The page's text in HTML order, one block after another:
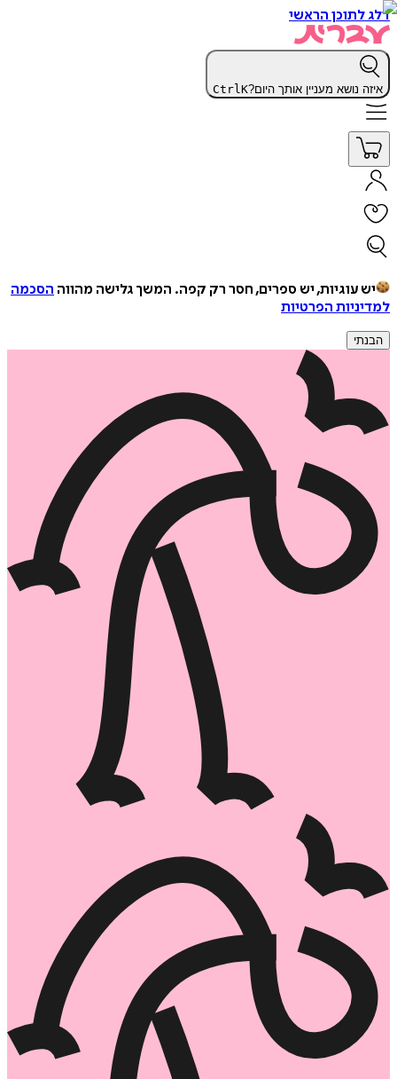
דלג לתוכן הראשי
איזה נושא מעניין אותך היום? CtrlK
יש עוגיות, יש ספרים, חסר רק קפה. המשך גלישה מהווה הסכמה
למדיניות הפרטיות
הבנתי